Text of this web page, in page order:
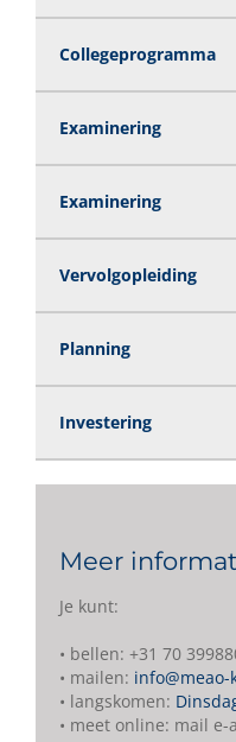
Collegeprogramma
Examinering
Examinering
Vervolgopleiding
Planning
Investering
Meer
Je kunt:
• bellen: +31 70
• mailen:
• langskomen:
• meet online: mail